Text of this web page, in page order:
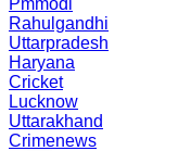
Pmmodi
Rahulgandhi
Uttarpradesh
Haryana
Cricket
Lucknow
Uttarakhand
Crimenews